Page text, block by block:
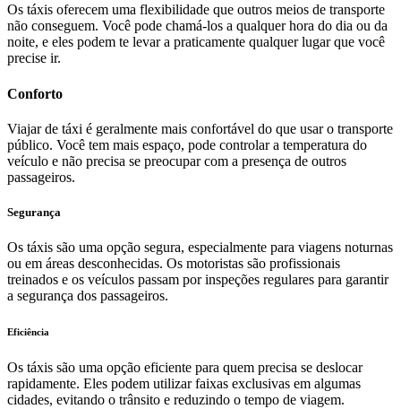
Os táxis oferecem uma flexibilidade que outros meios de transporte
não conseguem. Você pode chamá-los a qualquer hora do dia ou da
noite, e eles podem te levar a praticamente qualquer lugar que você
precise ir.
Conforto
Viajar de táxi é geralmente mais confortável do que usar o transporte
público. Você tem mais espaço, pode controlar a temperatura do
veículo e não precisa se preocupar com a presença de outros
passageiros.
Segurança
Os táxis são uma opção segura, especialmente para viagens noturnas
ou em áreas desconhecidas. Os motoristas são profissionais
treinados e os veículos passam por inspeções regulares para garantir
a segurança dos passageiros.
Eficiência
Os táxis são uma opção eficiente para quem precisa se deslocar
rapidamente. Eles podem utilizar faixas exclusivas em algumas
cidades, evitando o trânsito e reduzindo o tempo de viagem.